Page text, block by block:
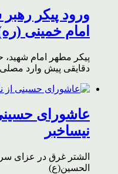
ورود پیکر
امام خمینی
پیکر مطهر امام
دقایقی پیش وارد
عاشورای
نیساخبر
الشتر غرق در عزای
الحسین(ع)